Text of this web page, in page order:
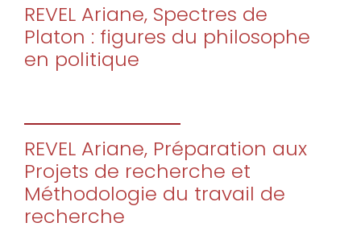
REVEL Ariane, Spectres de
Platon : figures du philosophe
en politique
REVEL Ariane, Préparation aux
Projets de recherche et
Méthodologie du travail de
recherche